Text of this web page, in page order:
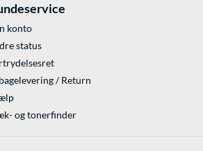
konto
status
/ Return
og tonerfinder